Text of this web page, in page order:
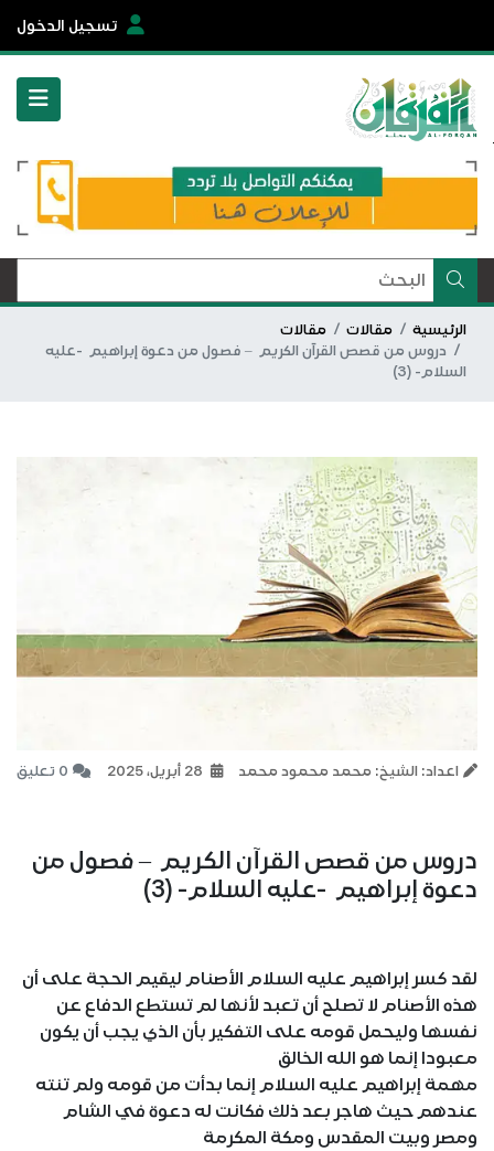
تسجيل الدخول
الرئيسية مقالات
مقالات
دروس من قصص القرآن الكريم – فصول من دعوة إبراهيم -عليه
السلام- (3)
اعداد: الشيخ: محمد محمود محمد 0 تعليق
دروس من قصص القرآن الكريم – فصول من
دعوة إبراهيم -عليه السلام- (3)
لقد كسر إبراهيم عليه السلام الأصنام ليقيم الحجة على أن
هذه الأصنام لا تصلح أن تعبد لأنها لم تستطع الدفاع عن
نفسها وليحمل قومه على التفكير بأن الذي يجب أن يكون
معبودا إنما هو الله الخالق
مهمة إبراهيم عليه السلام إنما بدأت من قومه ولم تنته
عندهم حيث هاجر بعد ذلك فكانت له دعوة في الشام
ومصر وبيت المقدس ومكة المكرمة